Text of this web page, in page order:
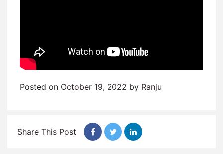
Posted on October 19, 2022 by Ranju
Share This Post